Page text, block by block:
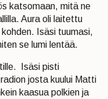
katsomaan, mitä ne
Aura oli laitettu
Isäsi tuumasi,
se lumi lentää.
Isäsi pisti
josta kuului Matti
kaasua polkien ja